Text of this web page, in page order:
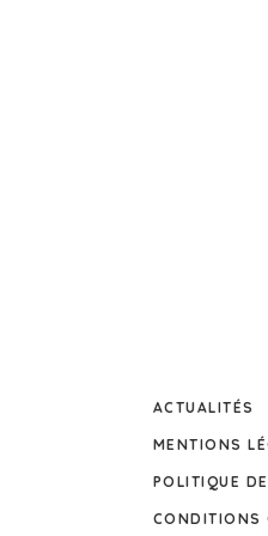
ACTUALITÉS
MENTIONS
POLITIQUE
CONDITIONS